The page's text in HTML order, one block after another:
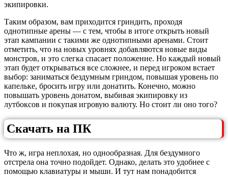
экипировки.
Таким образом, вам приходится гриндить, проходя
однотипные арены — с тем, чтобы в итоге открыть новый
этап кампании с такими же однотипными аренами. Стоит
отметить, что на новых уровнях добавляются новые виды
монстров, и это слегка спасает положение. Но каждый новый
этап будет открываться все сложнее, и перед игроком встает
выбор: заниматься бездумным гриндом, повышая уровень по
капельке, бросить игру или донатить. Конечно, можно
повышать уровень донатом, выбивая экипировку из
лутбоксов и покупая игровую валюту. Но стоит ли оно того?
Скачать на ПК
Что ж, игра неплохая, но однообразная. Для бездумного
отстрела она точно подойдет. Однако, делать это удобнее с
помощью клавиатуры и мыши. И тут нам понадобится